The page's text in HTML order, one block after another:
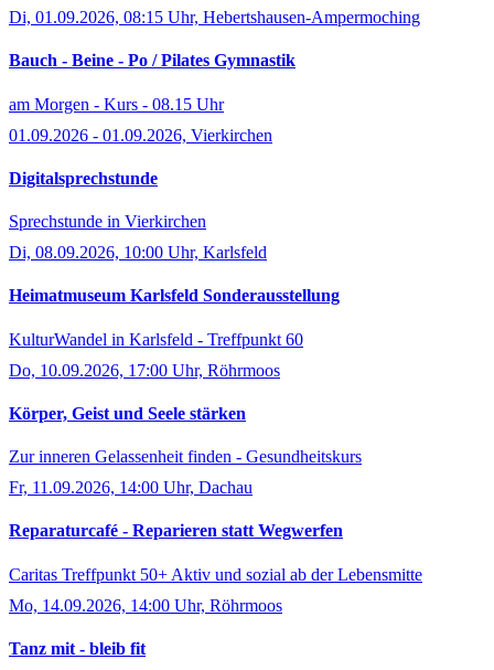
Di, 01.09.2026, 08:15 Uhr, Hebertshausen-Ampermoching
Bauch - Beine - Po / Pilates Gymnastik
am Morgen - Kurs - 08.15 Uhr
01.09.2026 - 01.09.2026, Vierkirchen
Digitalsprechstunde
Sprechstunde in Vierkirchen
Di, 08.09.2026, 10:00 Uhr, Karlsfeld
Heimatmuseum Karlsfeld Sonderausstellung
KulturWandel in Karlsfeld - Treffpunkt 60
Do, 10.09.2026, 17:00 Uhr, Röhrmoos
Körper, Geist und Seele stärken
Zur inneren Gelassenheit finden - Gesundheitskurs
Fr, 11.09.2026, 14:00 Uhr, Dachau
Reparaturcafé - Reparieren statt Wegwerfen
Caritas Treffpunkt 50+ Aktiv und sozial ab der Lebensmitte
Mo, 14.09.2026, 14:00 Uhr, Röhrmoos
Tanz mit - bleib fit